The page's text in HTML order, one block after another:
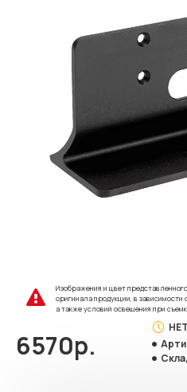
Изображения и цвет
оригинала продукции, в зависимости
а также условий освещения при
6570р.